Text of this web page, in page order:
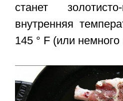
станет
внутренняя
145 ° F (или